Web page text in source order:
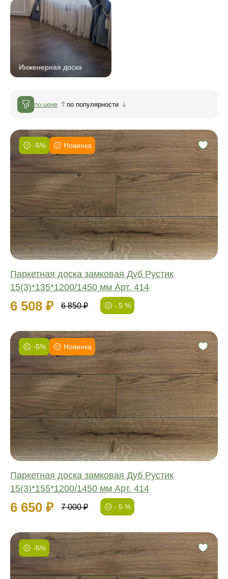
Инженерная доска
по цене по популярности
-5% Новинка
Паркетная доска замковая Дуб Рустик
15(3)*135*1200/1450 мм Арт. 414
6 508 ₽ 6 850 ₽ - 5 %
Фаска:
Соединение:
Обработка:
Длина:
Ширина:
Толщина:
-5% Новинка
Паркетная доска замковая Дуб Рустик
15(3)*155*1200/1450 мм Арт. 414
6 650 ₽ 7 000 ₽ - 5 %
Фаска:
Соединение:
Обработка:
Длина:
Ширина:
Толщина:
-5%
Фаска:
Соединение: